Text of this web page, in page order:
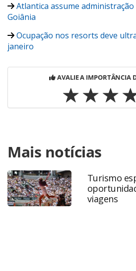
Atlantica assume
Goiânia
Ocupação nos resorts deve
janeiro
AVALIE A IMPORTÂNCIA
https://www.panrotas.com.br/
corporativas/movimentacao/2018/
anuncia-tres-reforcos-para-2018-
ou as ferramentas oferecidas na
produzido pela PANROTAS Editora
legislação brasileira sobre direito
Mais notícias
Turismo
viagens